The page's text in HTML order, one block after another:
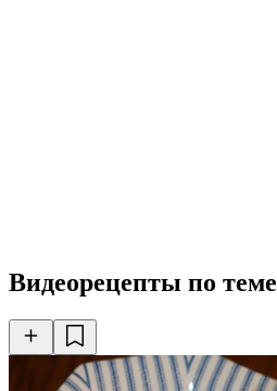
Видеорецепты по теме